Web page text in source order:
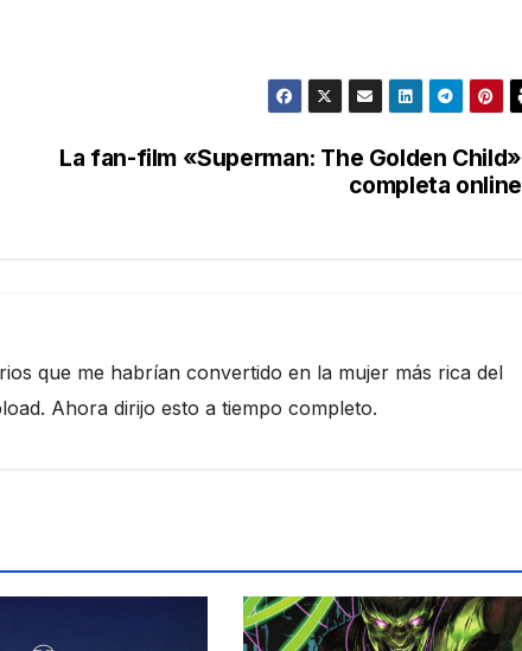
La fan-film «Superman: The Golden Child»
completa online
que me habrían convertido en la mujer más rica del
Ahora dirijo esto a tiempo completo.